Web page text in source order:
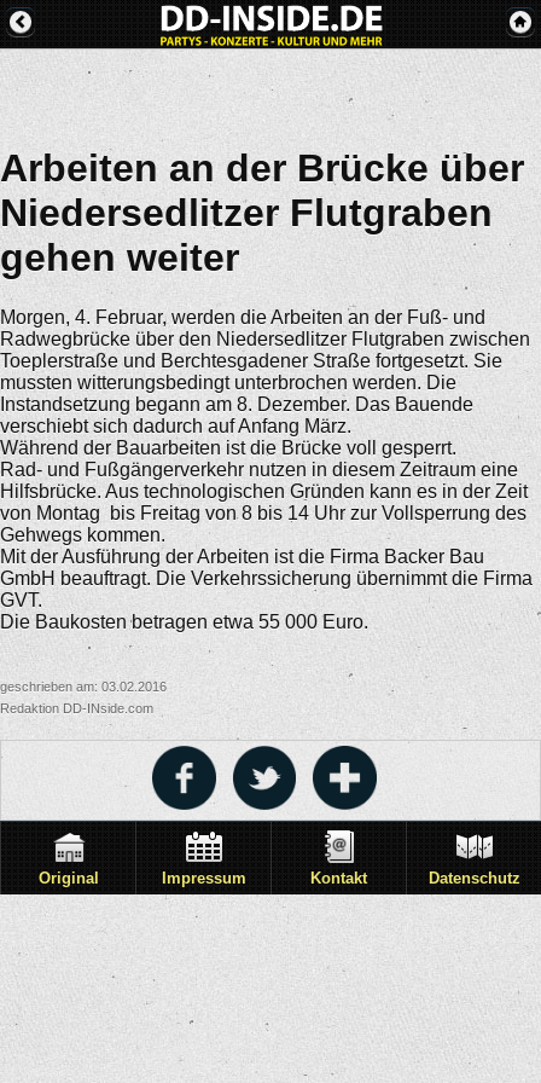
Arbeiten an der Brücke über
Niedersedlitzer Flutgraben
gehen weiter
Morgen, 4. Februar, werden die Arbeiten an der Fuß- und
Radwegbrücke über den Niedersedlitzer Flutgraben zwischen
Toeplerstraße und Berchtesgadener Straße fortgesetzt. Sie
mussten witterungsbedingt unterbrochen werden. Die
Instandsetzung begann am 8. Dezember. Das Bauende
verschiebt sich dadurch auf Anfang März.
Während der Bauarbeiten ist die Brücke voll gesperrt.
Rad- und Fußgängerverkehr nutzen in diesem Zeitraum eine
Hilfsbrücke. Aus technologischen Gründen kann es in der Zeit
von Montag bis Freitag von 8 bis 14 Uhr zur Vollsperrung des
Gehwegs kommen.
Mit der Ausführung der Arbeiten ist die Firma Backer Bau
GmbH beauftragt. Die Verkehrssicherung übernimmt die Firma
GVT.
Die Baukosten betragen etwa 55 000 Euro.
geschrieben am: 03.02.2016
Redaktion DD-INside.com
Original Impressum Kontakt Datenschutz